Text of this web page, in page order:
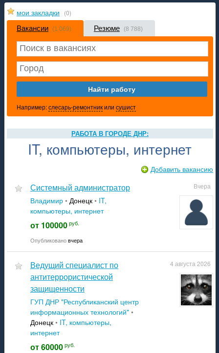
рабочие специальности за первый квартал 2024
ДНР» снова доступно в Play Market
аккаунта на проекте "работа ДНР"
на проекте "работа ДНР": закладки, обновление
России и Украине
в ДНР на 2021 год от Центра Занятости ДНР
проекта РАБОТА ДНР
мои закладки
(0)
Вакансии (1 069) Резюме (8 788)
Например:слесарь-ремонтникили сушист
РАБОТА В ГОРОДЕ ДНР:
Макеевка
Харцызск
Торез
Снежное
Шахтерск
Ясиноватая
Дебальцево
Амвросиевке
Зугрэс
Иловайск
Ждановка
Новоазовск
Моспино
Седово
Славянск
Волноваха
Артемовск
Бахмут
IT, компьютеры, интернет
Добавить вакансию
системный администратор
Владимир • Донецк • IT,
компьютеры, интернет
от 100000руб.
Опубликовановчера
вчера
Ведущий специалист по
антитеррористической
защищенности
ГУП ДНР "Республиканский центр
информационных технологий" •
Донецк • IT, компьютеры,
интернет
от 60000руб.
4 августа 2026